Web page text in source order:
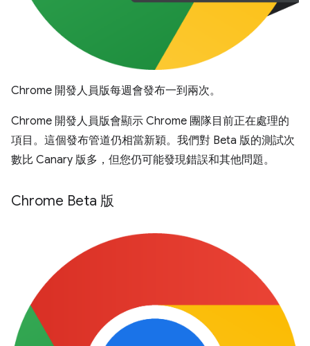
Chrome 開發人員版每週會發布一到兩次。
Chrome 開發人員版會顯示 Chrome 團隊目前正在處理的
項目。這個發布管道仍相當新穎。我們對 Beta 版的測試次
數比 Canary 版多，但您仍可能發現錯誤和其他問題。
Chrome Beta 版